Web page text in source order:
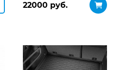
22000 руб.